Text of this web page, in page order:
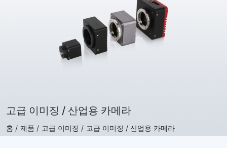
고급 이미징 / 산업용 카메라
홈 / 제품 / 고급 이미징 / 고급 이미징 / 산업용 카메라